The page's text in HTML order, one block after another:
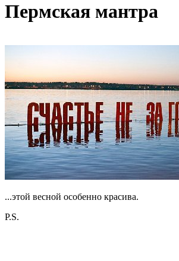
Пермская мантра
...этой весной особенно красива.
P.S.